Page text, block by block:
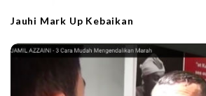
Jauhi Mark Up Kebaikan